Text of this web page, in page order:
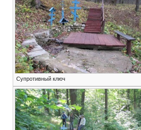
Супротивный ключ